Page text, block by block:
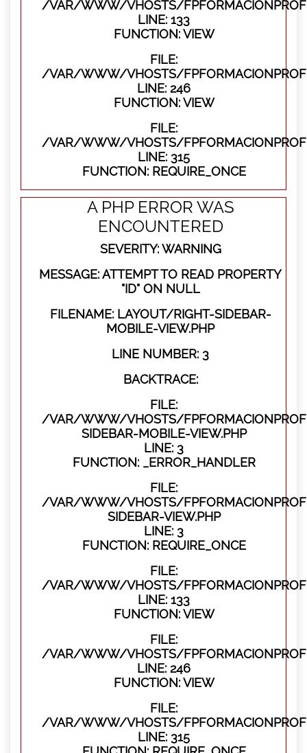
/VAR/WWW/VHOSTS/
LINE: 133
FUNCTION: VIEW
FILE:
/VAR/WWW/VHOSTS/
LINE: 246
FUNCTION: VIEW
FILE:
/VAR/WWW/VHOSTS/
LINE: 315
FUNCTION: REQUIRE_ONCE
A PHP ERROR WAS
ENCOUNTERED
SEVERITY: WARNING
MESSAGE: ATTEMPT TO READ PROPERTY
"ID" ON NULL
FILENAME: LAYOUT/RIGHT-SIDEBAR-
MOBILE-VIEW.PHP
LINE NUMBER: 3
BACKTRACE:
FILE:
/VAR/WWW/VHOSTS/
SIDEBAR-MOBILE-VIEW.PHP
LINE: 3
FUNCTION: _ERROR_HANDLER
FILE:
/VAR/WWW/VHOSTS/
SIDEBAR-VIEW.PHP
LINE: 3
FUNCTION: REQUIRE_ONCE
FILE:
/VAR/WWW/VHOSTS/
LINE: 133
FUNCTION: VIEW
FILE:
/VAR/WWW/VHOSTS/
LINE: 246
FUNCTION: VIEW
FILE:
/VAR/WWW/VHOSTS/
LINE: 315